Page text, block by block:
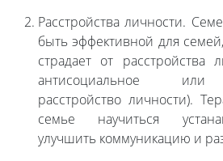
Расстройства личности.
быть эффективной для
страдает от расстройства
антисоциальное или
расстройство личности).
семье научиться
улучшить коммуникацию и